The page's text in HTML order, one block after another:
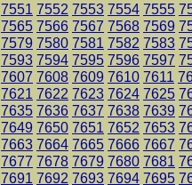
7551 7552 7553 7554 7555
7565 7566 7567 7568 7569
7579 7580 7581 7582 7583
7593 7594 7595 7596 7597
7607 7608 7609 7610 7611
7621 7622 7623 7624 7625
7635 7636 7637 7638 7639
7649 7650 7651 7652 7653
7663 7664 7665 7666 7667
7677 7678 7679 7680 7681
7691 7692 7693 7694 7695